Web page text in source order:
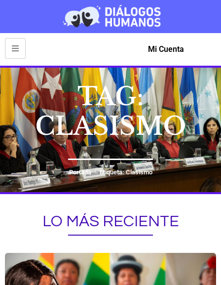
Mi Cuenta
TAG:
CLASISMO
Portada Etiqueta: Clasismo
LO MÁS RECIENTE